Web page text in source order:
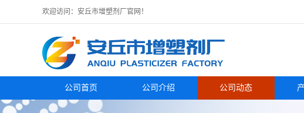
欢迎访问：安丘市增塑剂厂官网！
公司首页 公司介绍 公司动态